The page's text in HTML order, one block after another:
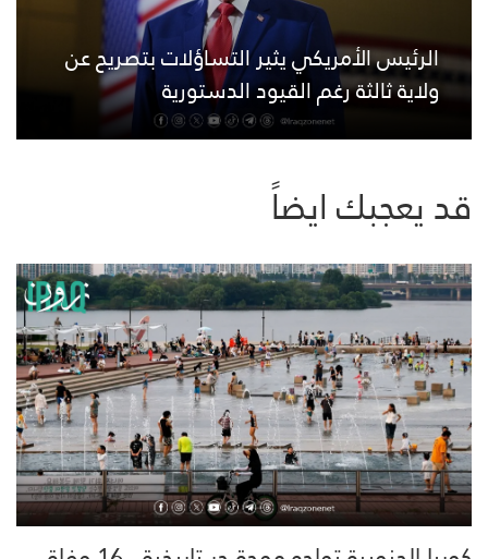
الرئيس الأمريكي يثير التساؤلات بتصريح عن
ولاية ثالثة رغم القيود الدستورية
قد يعجبك ايضاً